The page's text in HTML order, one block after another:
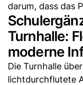
darum, dass das
Turnhalle:
moderne
Die Turnhalle
lichtdurchflutete